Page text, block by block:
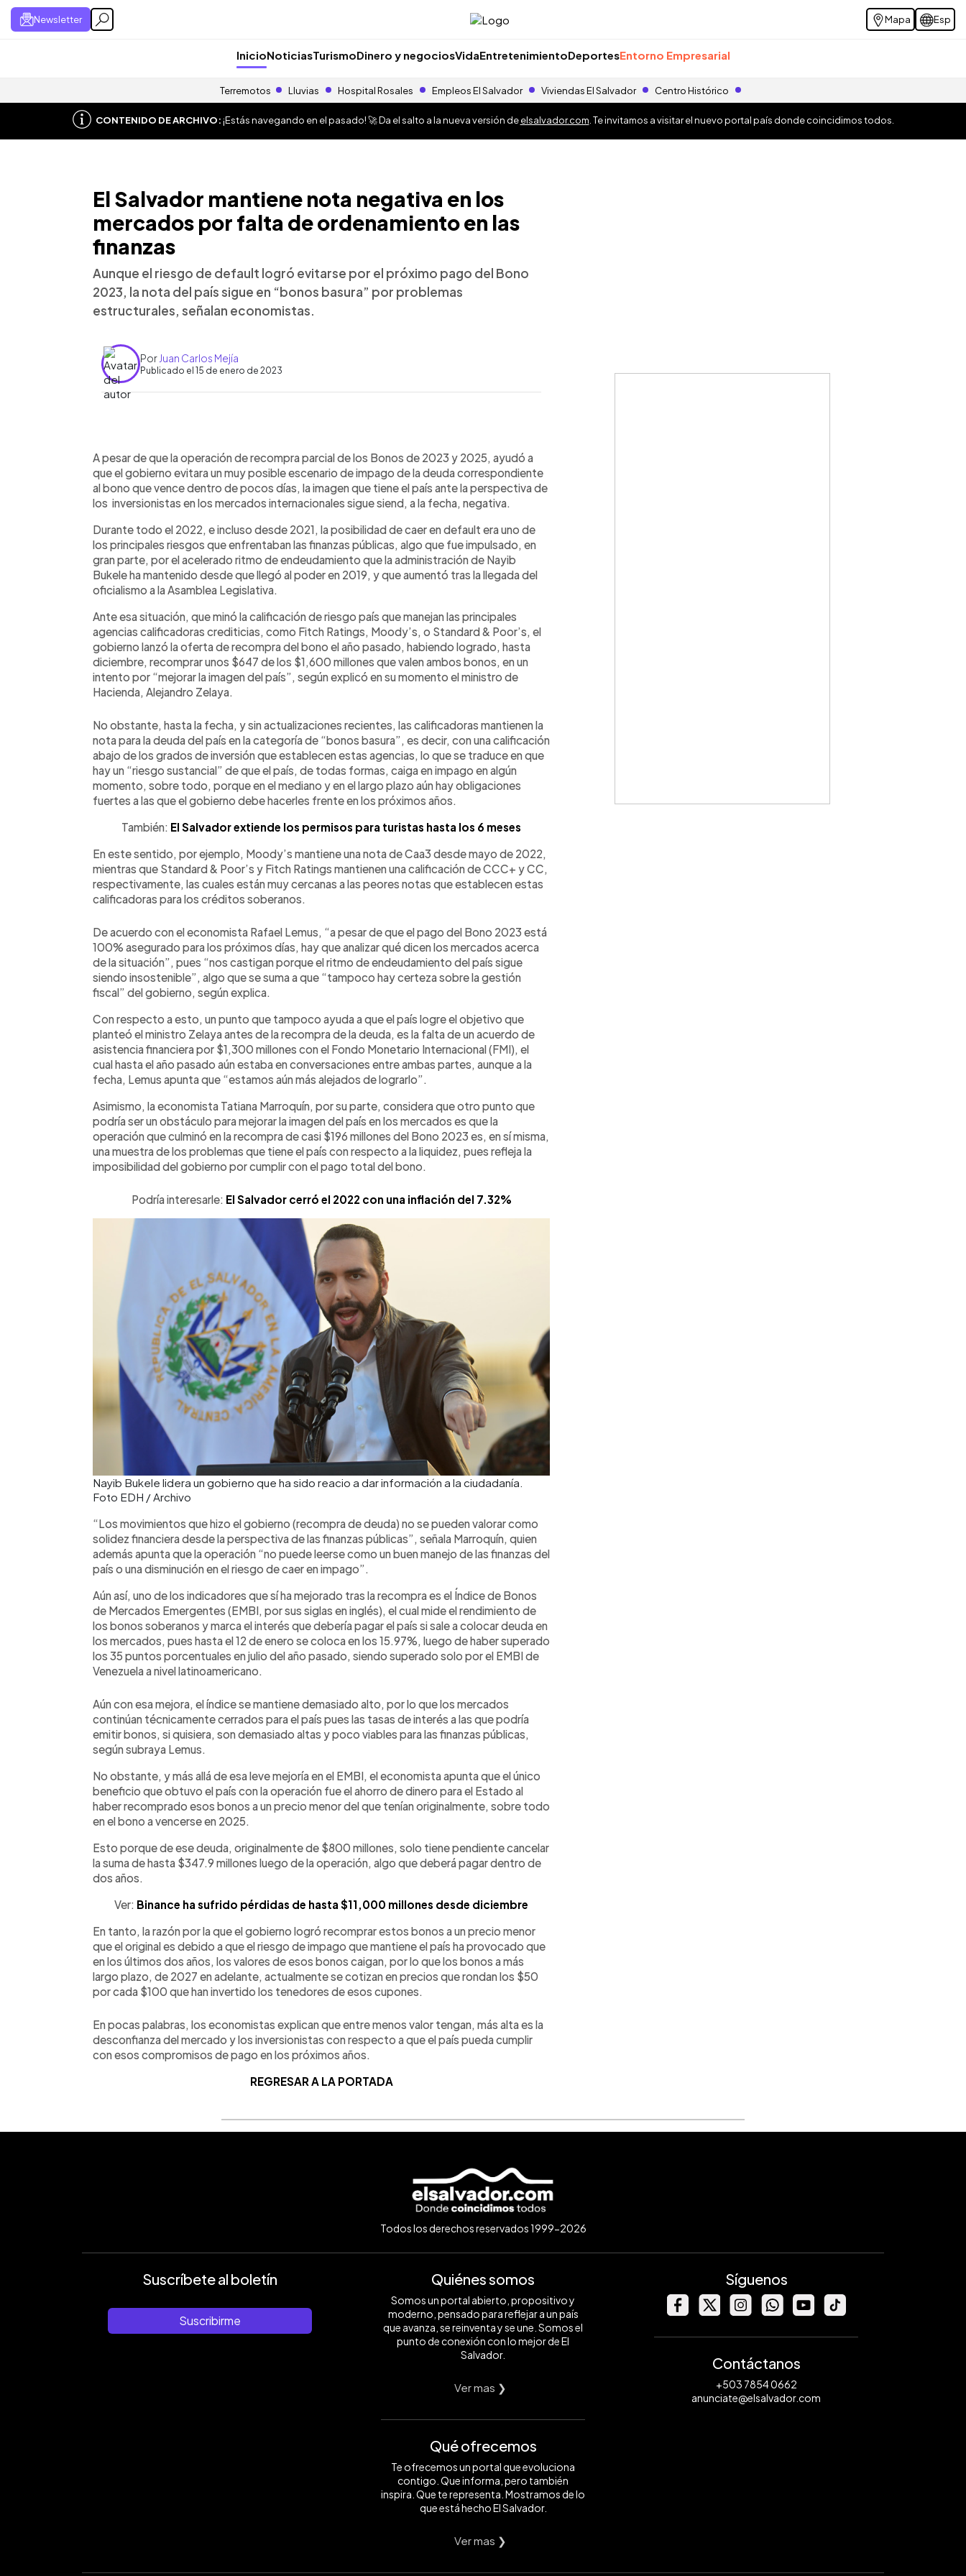
Newsletter Mapa Esp
InicioNoticiasTurismoDinero y negociosVidaEntretenimientoDeportesEntorno Empresarial
Terremotos Lluvias Hospital Rosales Empleos El Salvador Viviendas El Salvador Centro Histórico
CONTENIDO DE ARCHIVO:¡Estás navegando en el pasado! 🚀 Da el salto a la nueva versión deelsalvador.com . Te invitamos a visitar el nuevo portal país donde coincidimos todos.
El Salvador mantiene nota negativa en los
mercados por falta de ordenamiento en las
finanzas
Aunque el riesgo de default logró evitarse por el próximo pago del Bono
2023, la nota del país sigue en “bonos basura” por problemas
estructurales, señalan economistas.
Por Juan Carlos Mejía
Publicado el 15 de enero de 2023
► Escuchar artículo
A pesar de que la operación de recompra parcial de los Bonos de 2023 y 2025, ayudó a
que el gobierno evitara un muy posible escenario de impago de la deuda correspondiente
al bono que vence dentro de pocos días, la imagen que tiene el país ante la perspectiva de
los inversionistas en los mercados internacionales sigue siend, a la fecha, negativa.
Durante todo el 2022, e incluso desde 2021, la posibilidad de caer en default era uno de
los principales riesgos que enfrentaban las finanzas públicas, algo que fue impulsado, en
gran parte, por el acelerado ritmo de endeudamiento que la administración de Nayib
Bukele ha mantenido desde que llegó al poder en 2019, y que aumentó tras la llegada del
oficialismo a la Asamblea Legislativa.
Ante esa situación, que minó la calificación de riesgo país que manejan las principales
agencias calificadoras crediticias, como Fitch Ratings, Moody’s, o Standard & Poor’s, el
gobierno lanzó la oferta de recompra del bono el año pasado, habiendo logrado, hasta
diciembre, recomprar unos $647 de los $1,600 millones que valen ambos bonos, en un
intento por “mejorar la imagen del país”, según explicó en su momento el ministro de
Hacienda, Alejandro Zelaya.
No obstante, hasta la fecha, y sin actualizaciones recientes, las calificadoras mantienen la
nota para la deuda del país en la categoría de “bonos basura”, es decir, con una calificación
abajo de los grados de inversión que establecen estas agencias, lo que se traduce en que
hay un “riesgo sustancial” de que el país, de todas formas, caiga en impago en algún
momento, sobre todo, porque en el mediano y en el largo plazo aún hay obligaciones
fuertes a las que el gobierno debe hacerles frente en los próximos años.
También: El Salvador extiende los permisos para turistas hasta los 6 meses
En este sentido, por ejemplo, Moody’s mantiene una nota de Caa3 desde mayo de 2022,
mientras que Standard & Poor’s y Fitch Ratings mantienen una calificación de CCC+ y CC,
respectivamente, las cuales están muy cercanas a las peores notas que establecen estas
calificadoras para los créditos soberanos.
De acuerdo con el economista Rafael Lemus, “a pesar de que el pago del Bono 2023 está
100% asegurado para los próximos días, hay que analizar qué dicen los mercados acerca
de la situación”, pues “nos castigan porque el ritmo de endeudamiento del país sigue
siendo insostenible”, algo que se suma a que “tampoco hay certeza sobre la gestión
fiscal” del gobierno, según explica.
Con respecto a esto, un punto que tampoco ayuda a que el país logre el objetivo que
planteó el ministro Zelaya antes de la recompra de la deuda, es la falta de un acuerdo de
asistencia financiera por $1,300 millones con el Fondo Monetario Internacional (FMI), el
cual hasta el año pasado aún estaba en conversaciones entre ambas partes, aunque a la
fecha, Lemus apunta que “estamos aún más alejados de lograrlo”.
Asimismo, la economista Tatiana Marroquín, por su parte, considera que otro punto que
podría ser un obstáculo para mejorar la imagen del país en los mercados es que la
operación que culminó en la recompra de casi $196 millones del Bono 2023 es, en sí misma,
una muestra de los problemas que tiene el país con respecto a la liquidez, pues refleja la
imposibilidad del gobierno por cumplir con el pago total del bono.
Podría interesarle: El Salvador cerró el 2022 con una inflación del 7.32%
Nayib Bukele lidera un gobierno que ha sido reacio a dar información a la ciudadanía.
Foto EDH / Archivo
“Los movimientos que hizo el gobierno (recompra de deuda) no se pueden valorar como
solidez financiera desde la perspectiva de las finanzas públicas”, señala Marroquín, quien
además apunta que la operación “no puede leerse como un buen manejo de las finanzas del
país o una disminución en el riesgo de caer en impago”.
Aún así, uno de los indicadores que sí ha mejorado tras la recompra es el Índice de Bonos
de Mercados Emergentes (EMBI, por sus siglas en inglés), el cual mide el rendimiento de
los bonos soberanos y marca el interés que debería pagar el país si sale a colocar deuda en
los mercados, pues hasta el 12 de enero se coloca en los 15.97%, luego de haber superado
los 35 puntos porcentuales en julio del año pasado, siendo superado solo por el EMBI de
Venezuela a nivel latinoamericano.
Aún con esa mejora, el índice se mantiene demasiado alto, por lo que los mercados
continúan técnicamente cerrados para el país pues las tasas de interés a las que podría
emitir bonos, si quisiera, son demasiado altas y poco viables para las finanzas públicas,
según subraya Lemus.
No obstante, y más allá de esa leve mejoría en el EMBI, el economista apunta que el único
beneficio que obtuvo el país con la operación fue el ahorro de dinero para el Estado al
haber recomprado esos bonos a un precio menor del que tenían originalmente, sobre todo
en el bono a vencerse en 2025.
Esto porque de ese deuda, originalmente de $800 millones, solo tiene pendiente cancelar
la suma de hasta $347.9 millones luego de la operación, algo que deberá pagar dentro de
dos años.
Ver: Binance ha sufrido pérdidas de hasta $11,000 millones desde diciembre
En tanto, la razón por la que el gobierno logró recomprar estos bonos a un precio menor
que el original es debido a que el riesgo de impago que mantiene el país ha provocado que
en los últimos dos años, los valores de esos bonos caigan, por lo que los bonos a más
largo plazo, de 2027 en adelante, actualmente se cotizan en precios que rondan los $50
por cada $100 que han invertido los tenedores de esos cupones.
En pocas palabras, los economistas explican que entre menos valor tengan, más alta es la
desconfianza del mercado y los inversionistas con respecto a que el país pueda cumplir
con esos compromisos de pago en los próximos años.
REGRESAR A LA PORTADA
Todos los derechos reservados 1999-2026
Suscríbete al boletín
Suscribirme
Quiénes somos
Somos un portal abierto, propositivo y
moderno, pensado para reflejar a un país
que avanza, se reinventa y se une. Somos el
punto de conexión con lo mejor de El
Salvador.
Ver mas ❯
Qué ofrecemos
Te ofrecemos un portal que evoluciona
contigo. Que informa, pero también
inspira. Que te representa. Mostramos de lo
que está hecho El Salvador.
Ver mas ❯
Síguenos
Contáctanos
+503 7854 0662
anunciate@elsalvador.com